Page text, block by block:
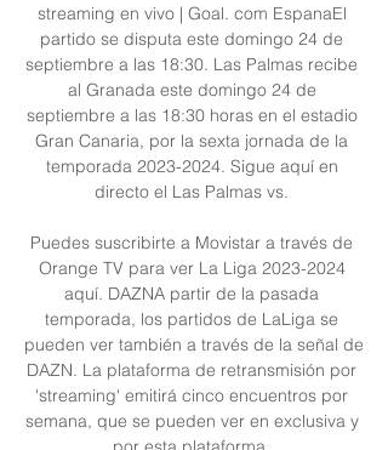
streaming en vivo | Goal. com EspanaEl
partido se disputa este domingo 24 de
septiembre a las 18:30. Las Palmas recibe
al Granada este domingo 24 de
septiembre a las 18:30 horas en el estadio
Gran Canaria, por la sexta jornada de la
temporada 2023-2024. Sigue aquí en
directo el Las Palmas vs.
Puedes suscribirte a Movistar a través de
Orange TV para ver La Liga 2023-2024
aquí. DAZNA partir de la pasada
temporada, los partidos de LaLiga se
pueden ver también a través de la señal de
DAZN. La plataforma de retransmisión por
'streaming' emitirá cinco encuentros por
semana, que se pueden ver en exclusiva y